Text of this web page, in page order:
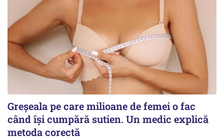
Greșeala pe care milioane de femei o fac
când își cumpără sutien. Un medic explică
metoda corectă